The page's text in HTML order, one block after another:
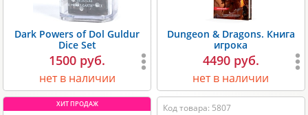
Dark Powers of Dol Guldur
Dice Set
1500 руб.
нет в наличии
Dungeon & Dragons. Книга
игрока
4490 руб.
нет в наличии
Код товара: 5807